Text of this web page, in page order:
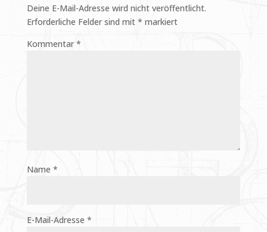
Deine E-Mail-Adresse wird nicht veröffentlicht.
Erforderliche Felder sind mit * markiert
Kommentar*
Name *
E-Mail-Adresse *